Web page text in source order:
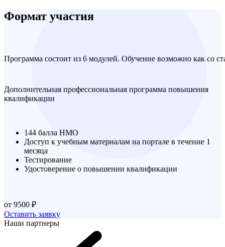
Формат участия
Программа состоит из 6 модулей. Обучение возможно как со
Дополнительная профессиональная программа повышения
квалификации
144 балла НМО
Доступ к учебным материалам на портале в течение 1
месяца
Тестирование
Удостоверение о повышении квалификации
от 9500 ₽
Оставить заявку
Наши партнеры